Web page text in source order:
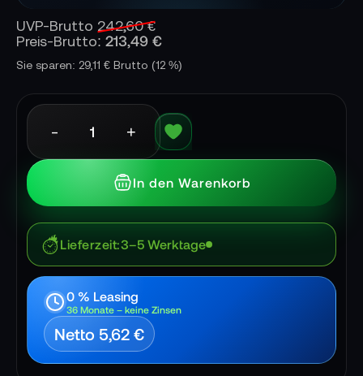
UVP-Brutto 242,60 €
Preis-Brutto: 213,49 €
Sie sparen: 29,11 € Brutto (12 %)
- +
In den Warenkorb
Lieferzeit 3–5 Werktage
0 % Leasing
36 Monate – keine Zinsen
Netto 5,62 €